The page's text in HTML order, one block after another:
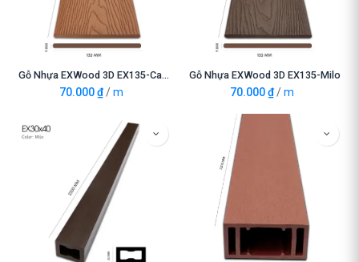
Gỗ Nhựa EXWood 3D EX135-Cacao
70.000₫ /m
Gỗ Nhựa EXWood 3D EX135-Milo
70.000₫ /m